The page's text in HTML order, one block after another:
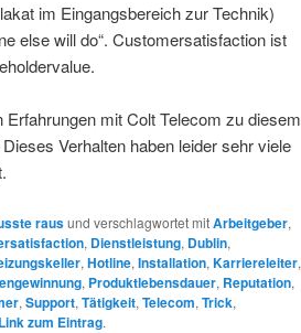
im Eingangsbereich zur Technik)
else will do“. Customersatisfaction ist
mit Colt Telecom zu diesem
Verhalten haben leider sehr viele
rausund verschlagwortet mitArbeitgeber,
, Dienstleistung, Dublin,
, Hotline, Installation, Karriereleiter,
, Produktlebensdauer, Reputation,
, Support, Tätigkeit, Telecom, Trick,
zum Eintrag.